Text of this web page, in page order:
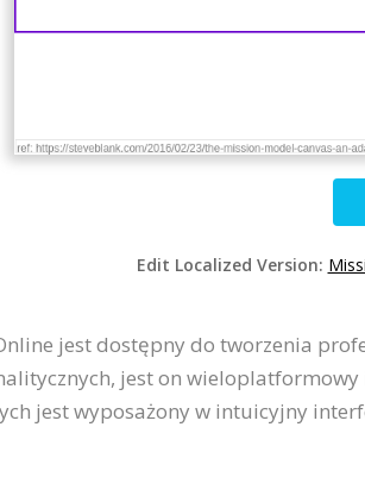
Edit Localized Version:
jest dostępny do tworzenia
jest on wieloplatformowy
jest wyposażony w intuicyjny